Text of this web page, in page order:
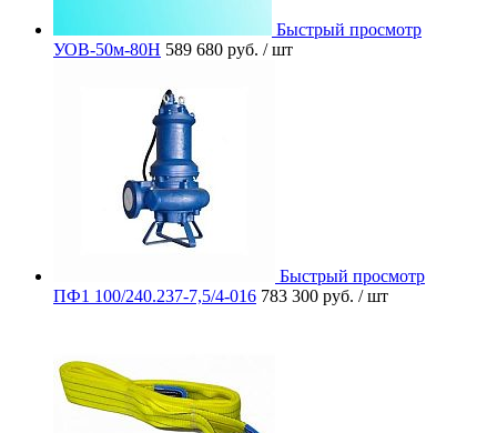
Быстрый просмотр
УОВ-50м-80Н 589 680 руб. / шт
Быстрый просмотр
ПФ1 100/240.237-7,5/4-016 783 300 руб. / шт